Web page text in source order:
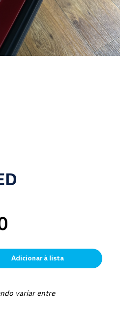
Adicionar à lista
variar entre